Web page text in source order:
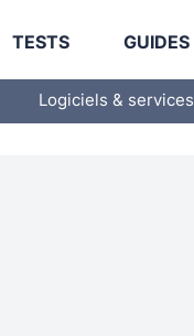
TESTS GUIDES
Logiciels & services